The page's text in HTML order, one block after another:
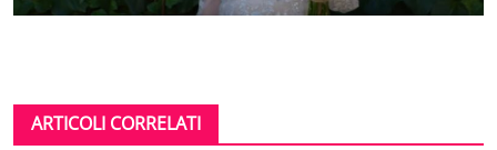
ARTICOLI CORRELATI